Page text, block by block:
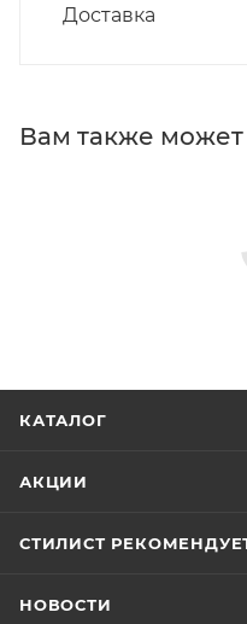
Доставка
Вам также может
КАТАЛОГ
АКЦИИ
СТИЛИСТ
НОВОСТИ